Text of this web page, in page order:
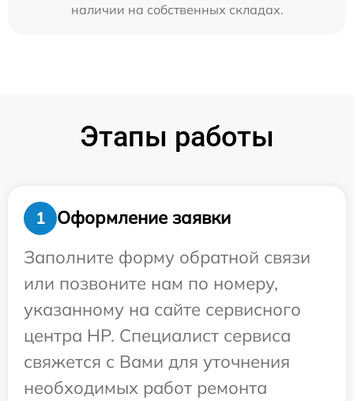
наличии на собственных складах.
Этапы работы
1
Оформление заявки
Заполните форму обратной связи
или позвоните нам по номеру,
указанному на сайте сервисного
центра HP. Специалист сервиса
свяжется с Вами для уточнения
необходимых работ ремонта